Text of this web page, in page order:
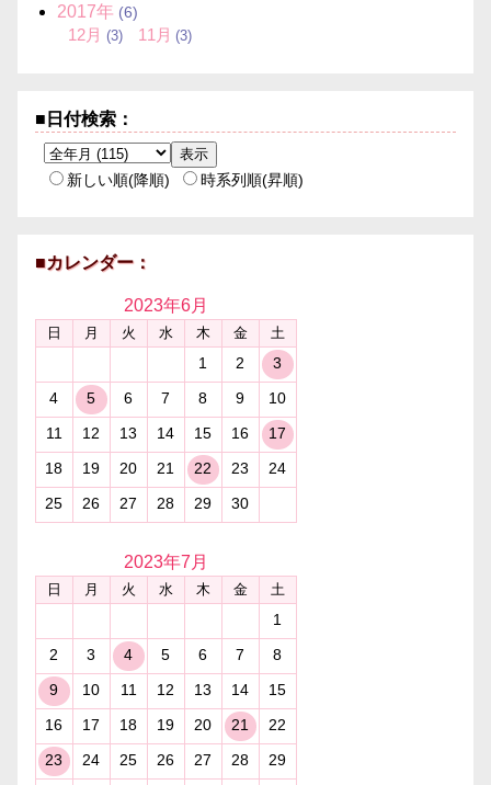
2017年 (6)
12月 (3) 11 月 (3)
■日付検索：
新しい順(降順) 時系列順(昇順)
■カレンダー：
2023年6月
日 月 火 水 木 金 土
1 2
3
4
5 6 7 8 9
10
11
12 13 14 15 16
17
18
19 20 21 22 23
24
25
26 27 28 29 30
2023年7月
日 月 火 水 木 金 土
1
2
3 4 5 6 7
8
9
10 11 12 13 14
15
16
17 18 19 20 21
22
23
24 25 26 27 28
29